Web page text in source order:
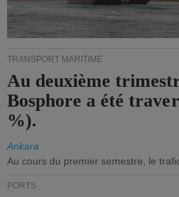
TRANSPORT MARITIME
Au deuxième
Bosphore a été
%).
Ankara
Au cours du premier semestre, le
PORTS